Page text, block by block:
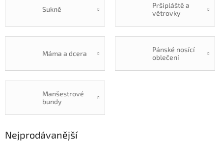
Sukně
Pršipláště a
větrovky
Máma a dcera
Pánské nosící
oblečení
Manšestrové
bundy
Nejprodávanější